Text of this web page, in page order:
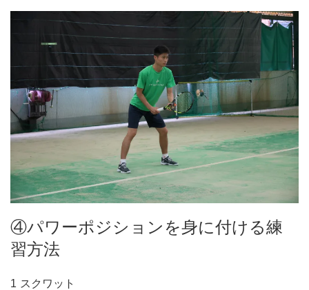
④パワーポジションを身に付ける練
習方法
1 スクワット